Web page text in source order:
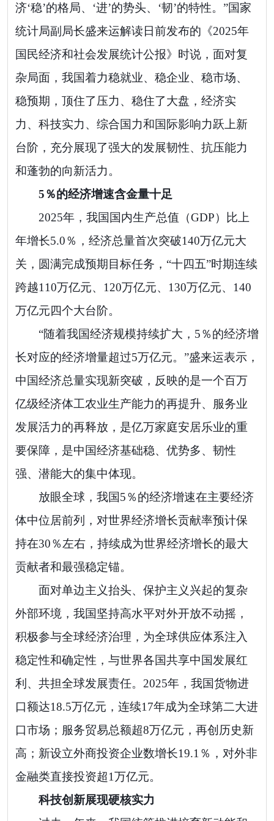
济‘稳’的格局、‘进’的势头、‘韧’的特性。”国家
统计局副局长盛来运解读日前发布的《2025年
国民经济和社会发展统计公报》时说，面对复
杂局面，我国着力稳就业、稳企业、稳市场、
稳预期，顶住了压力、稳住了大盘，经济实
力、科技实力、综合国力和国际影响力跃上新
台阶，充分展现了强大的发展韧性、抗压能力
和蓬勃的向新活力。
5％的经济增速含金量十足
2025年，我国国内生产总值（GDP）比上
年增长5.0％，经济总量首次突破140万亿元大
关，圆满完成预期目标任务，“十四五”时期连续
跨越110万亿元、120万亿元、130万亿元、140
万亿元四个大台阶。
“随着我国经济规模持续扩大，5％的经济增
长对应的经济增量超过5万亿元。”盛来运表示，
中国经济总量实现新突破，反映的是一个百万
亿级经济体工农业生产能力的再提升、服务业
发展活力的再释放，是亿万家庭安居乐业的重
要保障，是中国经济基础稳、优势多、韧性
强、潜能大的集中体现。
放眼全球，我国5％的经济增速在主要经济
体中位居前列，对世界经济增长贡献率预计保
持在30％左右，持续成为世界经济增长的最大
贡献者和最强稳定锚。
面对单边主义抬头、保护主义兴起的复杂
外部环境，我国坚持高水平对外开放不动摇，
积极参与全球经济治理，为全球供应体系注入
稳定性和确定性，与世界各国共享中国发展红
利、共担全球发展责任。2025年，我国货物进
口额达18.5万亿元，连续17年成为全球第二大进
口市场；服务贸易总额超8万亿元，再创历史新
高；新设立外商投资企业数增长19.1％，对外非
金融类直接投资超1万亿元。
科技创新展现硬核实力